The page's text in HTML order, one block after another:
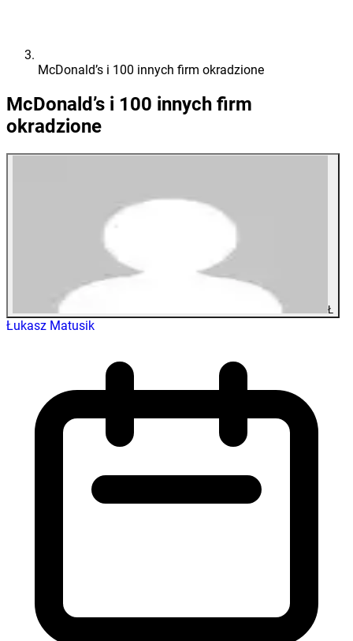
McDonald’s i 100 innych firm okradzione
McDonald’s i 100 innych firm
okradzione
Ł
Łukasz Matusik